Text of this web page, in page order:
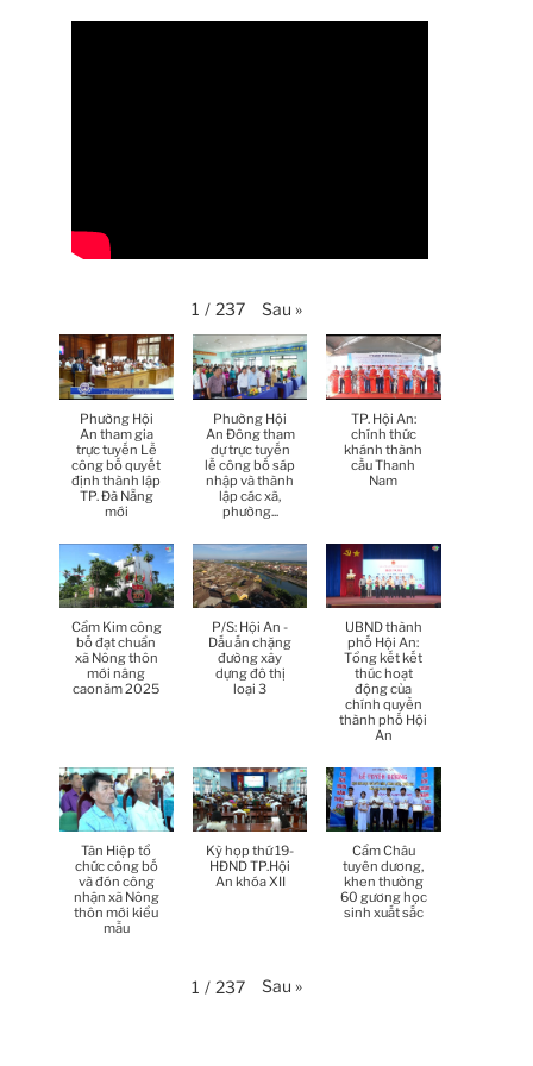
Thoi-su-thu-6-Ngay 24-04-
2026
Thời sự thứ 4 Ngày 22-
4.-2026
27:59
Thời sự thứ 2 Ngày 20-4-
2026
31:53
2026
26:27
Thời sự thứ 6 Ngày 17-4-
2026
25:13
Thời sự thứ 4 Ngày 15-4-
26:11
2026
Thời sự thứ 6 Ngày 10-4-
2026
25:37
Thời sự thứ 4 Ngày 8-4-2026 26:38
1 / 237 Sau »
Phường Hội
An tham gia
trực tuyến Lễ
công bố quyết
định thành lập
TP. Đà Nẵng
mới
Phường Hội
An Đông tham
dự trực tuyến
lễ công bố sáp
nhập và thành
lập các xã,
phường...
TP. Hội An:
chính thức
khánh thành
cầu Thanh
Nam
Cẩm Kim công
bố đạt chuẩn
xã Nông thôn
mới nâng
caonăm 2025
P/S: Hội An -
Dấu ấn chặng
đường xây
dựng đô thị
loại 3
UBND thành
phố Hội An:
Tổng kết kết
thúc hoạt
động của
chính quyền
thành phố Hội
An
Tân Hiệp tổ
chức công bố
và đón công
nhận xã Nông
thôn mới kiểu
mẫu
Kỳ họp thứ 19-
HĐND TP.Hội
An khóa XII
Cẩm Châu
tuyên dương,
khen thưởng
60 gương học
sinh xuất sắc
1 / 237 Sau »